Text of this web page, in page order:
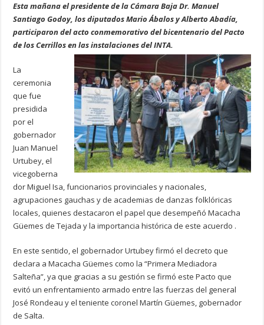
Esta mañana el presidente de la Cámara Baja Dr. Manuel
Santiago Godoy, los diputados Mario Ábalos y Alberto Abadía,
participaron del acto conmemorativo del bicentenario del Pacto
de los Cerrillos en las instalaciones del INTA.
La
ceremonia
que fue
presidida
por el
gobernador
Juan Manuel
Urtubey, el
vicegoberna
dor Miguel Isa, funcionarios provinciales y nacionales,
agrupaciones gauchas y de academias de danzas folklóricas
locales, quienes destacaron el papel que desempeñó Macacha
Güemes de Tejada y la importancia histórica de este acuerdo .
En este sentido, el gobernador Urtubey firmó el decreto que
declara a Macacha Güemes como la “Primera Mediadora
Salteña”, ya que gracias a su gestión se firmó este Pacto que
evitó un enfrentamiento armado entre las fuerzas del general
José Rondeau y el teniente coronel Martín Güemes, gobernador
de Salta.